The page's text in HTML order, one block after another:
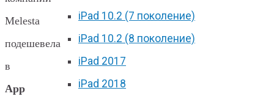
iPad 10.2 (7 поколение)
iPad 10.2 (8 поколение)
iPad 2017
iPad 2018
Melesta
подешевела
в
App